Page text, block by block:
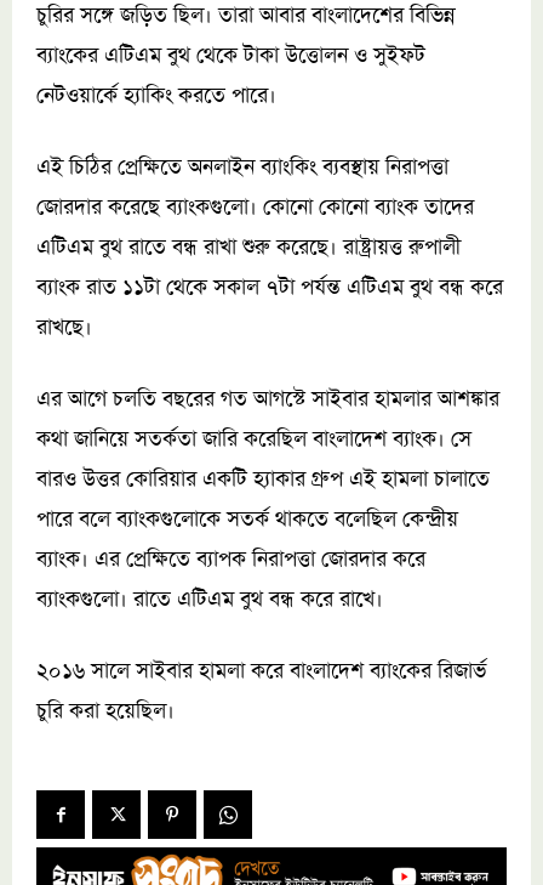
চুরির সঙ্গে জড়িত ছিল। তারা আবার বাংলাদেশের বিভিন্ন
ব্যাংকের এটিএম বুথ থেকে টাকা উত্তোলন ও সুইফট
নেটওয়ার্কে হ্যাকিং করতে পারে।
এই চিঠির প্রেক্ষিতে অনলাইন ব্যাংকিং ব্যবস্থায় নিরাপত্তা
জোরদার করেছে ব্যাংকগুলো। কোনো কোনো ব্যাংক তাদের
এটিএম বুথ রাতে বন্ধ রাখা শুরু করেছে। রাষ্ট্রায়ত্ত রুপালী
ব্যাংক রাত ১১টা থেকে সকাল ৭টা পর্যন্ত এটিএম বুথ বন্ধ করে
রাখছে।
এর আগে চলতি বছরের গত আগস্টে সাইবার হামলার আশঙ্কার
কথা জানিয়ে সতর্কতা জারি করেছিল বাংলাদেশ ব্যাংক। সে
বারও উত্তর কোরিয়ার একটি হ্যাকার গ্রুপ এই হামলা চালাতে
পারে বলে ব্যাংকগুলোকে সতর্ক থাকতে বলেছিল কেন্দ্রীয়
ব্যাংক। এর প্রেক্ষিতে ব্যাপক নিরাপত্তা জোরদার করে
ব্যাংকগুলো। রাতে এটিএম বুথ বন্ধ করে রাখে।
২০১৬ সালে সাইবার হামলা করে বাংলাদেশ ব্যাংকের রিজার্ভ
চুরি করা হয়েছিল।